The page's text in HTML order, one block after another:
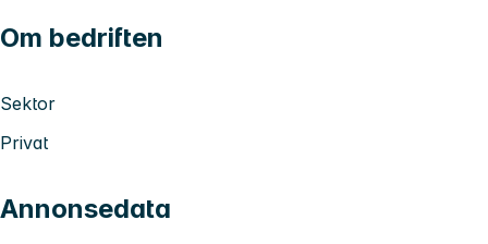
Om bedriften
Sektor
Privat
Annonsedata